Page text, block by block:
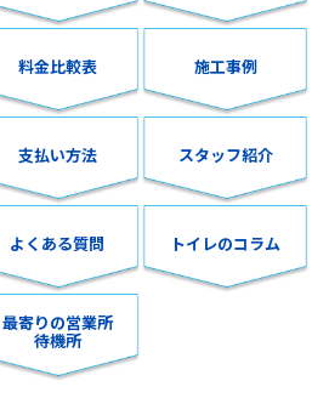
料金比較表 施工事例
支払い方法 スタッフ紹介
よくある質問 トイレのコラム
最寄りの営業所
待機所